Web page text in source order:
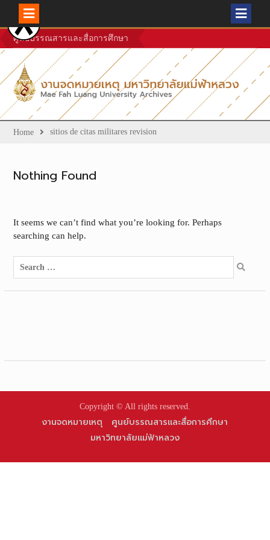
Skip
to
content
ศูนย์บรรณสารและสื่อการศึกษา
Home sitios de citas militares revision
Nothing Found
It seems we can’t find what you’re looking for. Perhaps
searching can help.
Search
for:
Copyright © All rights reserved.
งานจดหมายเหตุ
ศูนย์บรรณสารและสื่อการศึกษา
มหาวิทยาลัยแม่ฟ้าหลวง